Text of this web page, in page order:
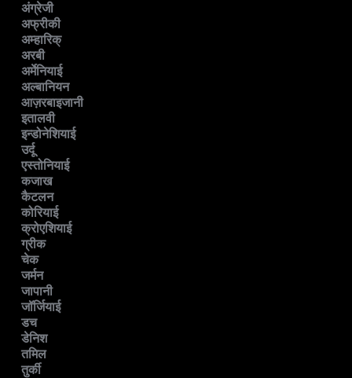
अंग्रेजी
अफ्रीकी
अम्हारिक्
अरबी
अर्मेनियाई
अल्बानियन
आज़रबाइजानी
इतालवी
इन्डोनेशियाई
उर्दू
एस्तोनियाई
कजाख
कैटलन
कोरियाई
क्रोएशियाई
ग्रीक
चेक
जर्मन
जापानी
जॉर्जियाई
डच
डेनिश
तमिल
तुर्की